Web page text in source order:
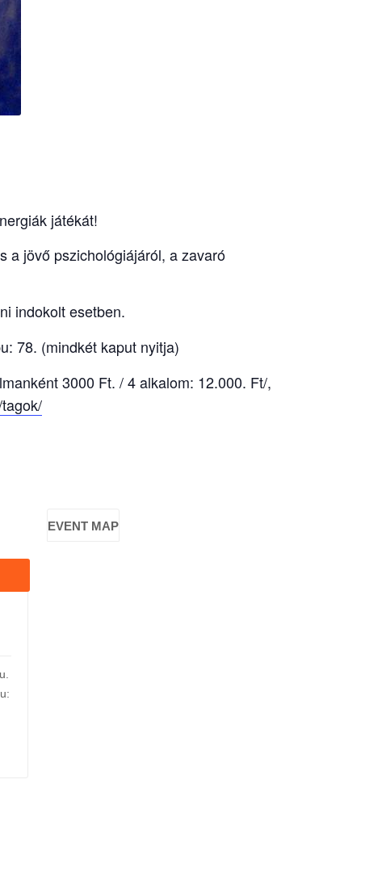
játékát!
a jövő pszichológiájáról, a zavaró
indokolt esetben.
78. (mindkét kaput nyitja)
3000 Ft. / 4 alkalom: 12.000. Ft/,
EVENT MAP